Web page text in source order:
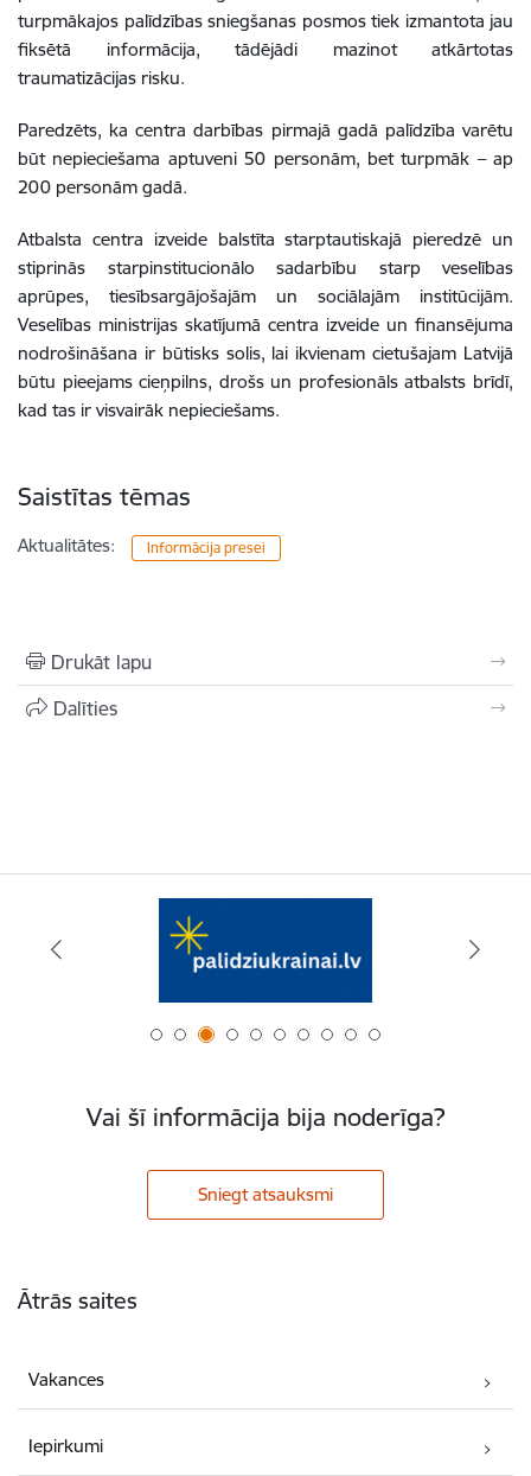
turpmākajos palīdzības sniegšanas posmos tiek izmantota jau
fiksētā informācija, tādējādi mazinot atkārtotas
traumatizācijas risku.
Paredzēts, ka centra darbības pirmajā gadā palīdzība varētu
būt nepieciešama aptuveni 50 personām, bet turpmāk – ap
200 personām gadā.
Atbalsta centra izveide balstīta starptautiskajā pieredzē un
stiprinās starpinstitucionālo sadarbību starp veselības
aprūpes, tiesībsargājošajām un sociālajām institūcijām.
Veselības ministrijas skatījumā centra izveide un finansējuma
nodrošināšana ir būtisks solis, lai ikvienam cietušajam Latvijā
būtu pieejams cieņpilns, drošs un profesionāls atbalsts brīdī,
kad tas ir visvairāk nepieciešams.
Saistītas tēmas
Aktualitātes: Informācija presei
Drukāt lapu
Dalīties
Vai šī informācija bija noderīga?
Sniegt atsauksmi
Ātrās saites
Vakances
Iepirkumi